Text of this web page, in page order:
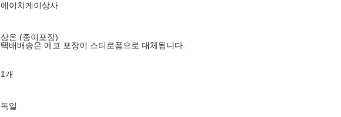
에이치케이상사
상온 (종이포장)
택배배송은 에코 포장이 스티로폼으로 대체됩니다.
1개
독일